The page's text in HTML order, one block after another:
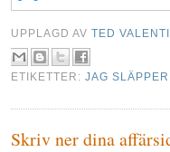
UPPLAGD AVTED
ETIKETTER:JAG
Skriv ner dina